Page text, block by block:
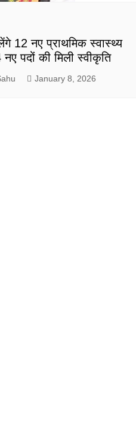
12 नए प्राथमिक स्वास्थ्य
पदों की मिली स्वीकृति
January 8, 2026